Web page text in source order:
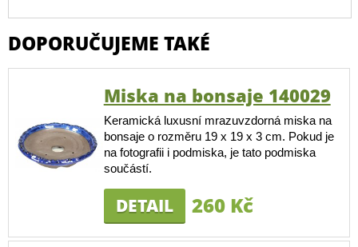
DOPORUČUJEME TAKÉ
Miska na bonsaje 140029
Keramická luxusní mrazuvzdorná miska na
bonsaje o rozměru 19 x 19 x 3 cm. Pokud je
na fotografii i podmiska, je tato podmiska
součástí.
DETAIL 260 Kč